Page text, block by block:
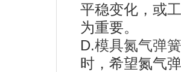
平稳变化，或
为重要。
D.模具氮气弹簧
时，希望氮气